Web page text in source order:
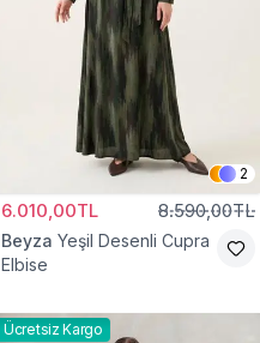
2
6.010,00TL 8.590,00TL
Beyza Yeşil Desenli Cupra
Elbise
Ücretsiz Kargo